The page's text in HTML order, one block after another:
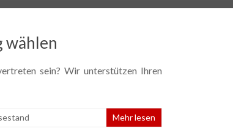
wählen
sein? Wir unterstützen Ihren
Mehr lesen